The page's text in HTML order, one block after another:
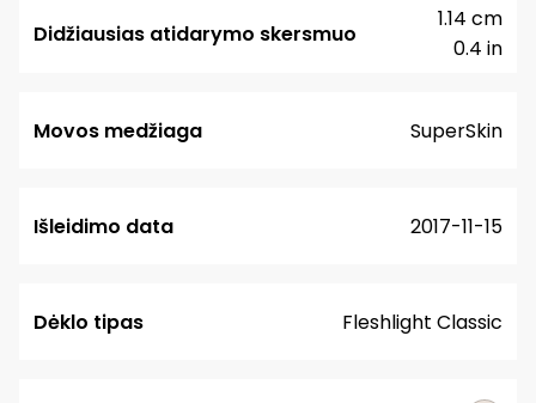
Didžiausias atidarymo skersmuo
0.4 in
1.14 cm
Movos medžiaga SuperSkin
Išleidimo data 2017-11-15
Dėklo tipas Fleshlight Classic